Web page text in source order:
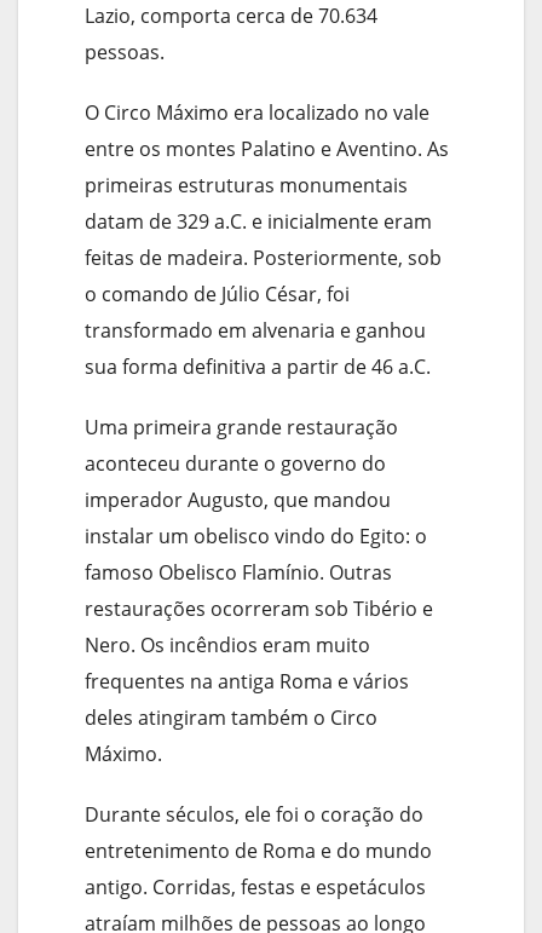
Lazio, comporta cerca de 70.634
pessoas.
O Circo Máximo era localizado no vale
entre os montes Palatino e Aventino. As
primeiras estruturas monumentais
datam de 329 a.C. e inicialmente eram
feitas de madeira. Posteriormente, sob
o comando de Júlio César, foi
transformado em alvenaria e ganhou
sua forma definitiva a partir de 46 a.C.
Uma primeira grande restauração
aconteceu durante o governo do
imperador Augusto, que mandou
instalar um obelisco vindo do Egito: o
famoso Obelisco Flamínio. Outras
restaurações ocorreram sob Tibério e
Nero. Os incêndios eram muito
frequentes na antiga Roma e vários
deles atingiram também o Circo
Máximo.
Durante séculos, ele foi o coração do
entretenimento de Roma e do mundo
antigo. Corridas, festas e espetáculos
atraíam milhões de pessoas ao longo